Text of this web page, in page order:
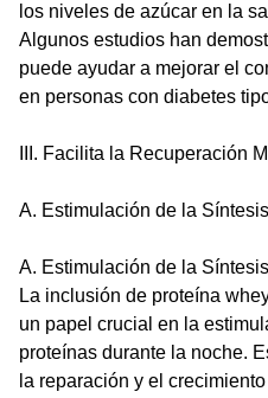
los niveles de azúcar en la
Algunos estudios han
puede ayudar a mejorar el
en personas con diabetes
III. Facilita la Recuperación
A. Estimulación de la
A. Estimulación de la
La inclusión de proteína
un papel crucial en la
proteínas durante la noche.
la reparación y el